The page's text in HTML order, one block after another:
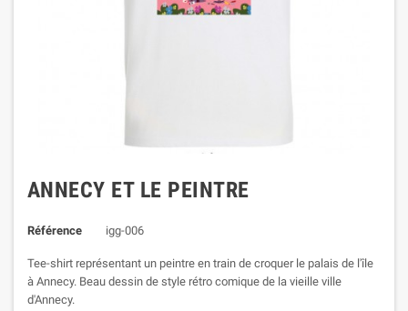
ANNECY ET LE PEINTRE
Référence igg-006
Tee-shirt représentant un peintre en train de croquer le palais de l'île
à Annecy. Beau dessin de style rétro comique de la vieille ville
d'Annecy.